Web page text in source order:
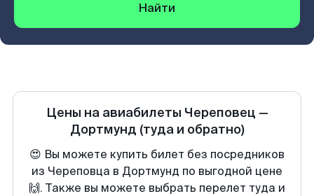
Найти
Цены на авиабилеты Череповец —
Дортмунд (туда и обратно)
😍 Вы можете купить билет без посредников
из Череповца в Дортмунд по выгодной цене
🙌. Также вы можете выбрать перелет туда и